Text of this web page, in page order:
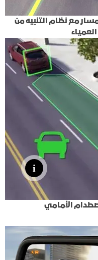
مع نظام التنبيه من
الأمامي